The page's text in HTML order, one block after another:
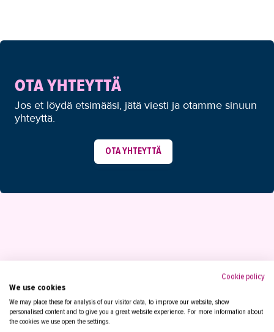
OTA YHTEYTTÄ
Jos et löydä etsimääsi, jätä viesti ja otamme sinuun
yhteyttä.
OTA YHTEYTTÄ
Tampereen Aikuiskoulutuskeskus
PL 15, 33821 Tampere
Vaihde03 2361 111
Cookie policy
We use cookies
We may place these for analysis of our visitor data, to improve our website, show
personalised content and to give you a great website experience. For more information about
the cookies we use open the settings.